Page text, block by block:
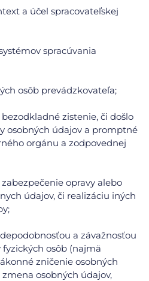
a účel spracovateľskej
spracúvania
osôb prevádzkovateľa;
zistenie, či došlo
osobných údajov a promptné
orgánu a zodpovednej
opravy alebo
údajov, či realizáciu iných
a závažnosťou
fyzických osôb (najmä
zničenie osobných
osobných údajov,